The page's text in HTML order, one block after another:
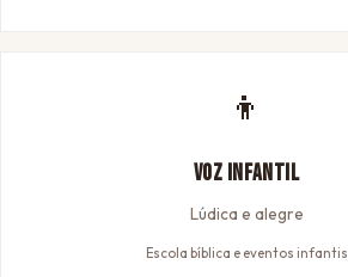
👦
Voz Infantil
Lúdica e alegre
Escola bíblica e eventos infantis